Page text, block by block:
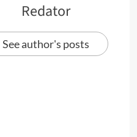
Redator
See author's posts